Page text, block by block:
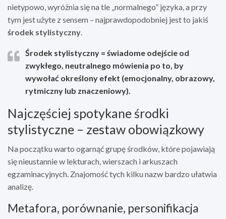
nietypowo, wyróżnia się na tle „normalnego” języka, a przy
tym jest użyte z sensem – najprawdopodobniej jest to jakiś
środek stylistyczny.
Środek stylistyczny = świadome odejście od
zwykłego, neutralnego mówienia po to, by
wywołać określony efekt (emocjonalny, obrazowy,
rytmiczny lub znaczeniowy).
Najczęściej spotykane środki
stylistyczne – zestaw obowiązkowy
Na początku warto ogarnąć grupę środków, które pojawiają
się nieustannie w lekturach, wierszach i arkuszach
egzaminacyjnych. Znajomość tych kilku nazw bardzo ułatwia
analizę.
Metafora, porównanie, personifikacja